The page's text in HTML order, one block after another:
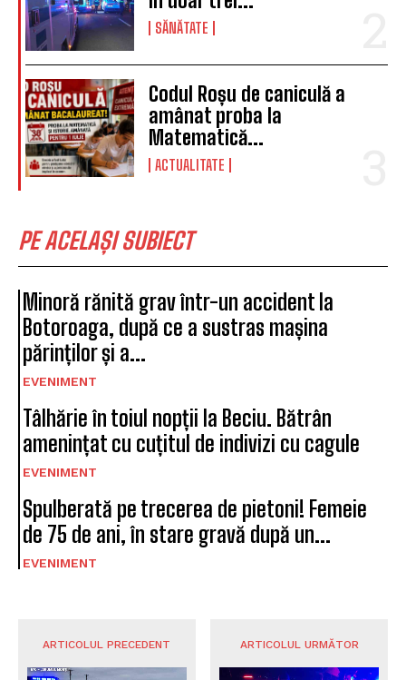
SĂNĂTATE
Codul Roșu de caniculă a
amânat proba la
Matematică...
ACTUALITATE
PE ACELAȘI SUBIECT
Minoră rănită grav într-un accident la
Botoroaga, după ce a sustras mașina
părinților și a...
EVENIMENT
Tâlhărie în toiul nopții la Beciu. Bătrân
amenințat cu cuțitul de indivizi cu cagule
EVENIMENT
Spulberată pe trecerea de pietoni! Femeie
de 75 de ani, în stare gravă după un...
EVENIMENT
ARTICOLUL PRECEDENT ARTICOLUL URMĂTOR